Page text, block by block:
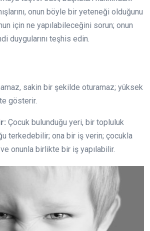
onun böyle bir yeteneği olduğunu
için ne yapılabileceğini sorun; onun
duygularını teşhis edin.
sakin bir şekilde oturamaz; yüksek
gösterir.
Çocuk bulunduğu yeri, bir topluluk
terkedebilir; ona bir iş verin; çocukla
onunla birlikte bir iş yapılabilir.